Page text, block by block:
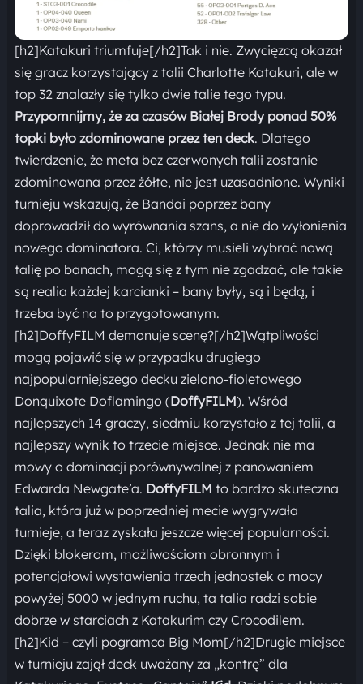
[h2]Katakuri triumfuje[/h2]Tak i nie. Zwycięzcą okazał
się gracz korzystający z talii Charlotte Katakuri, ale w
top 32 znalazły się tylko dwie talie tego typu.
Przypomnijmy, że za czasów Białej Brody ponad 50%
topki było zdominowane przez ten deck. Dlatego
twierdzenie, że meta bez czerwonych talii zostanie
zdominowana przez żółte, nie jest uzasadnione. Wyniki
turnieju wskazują, że Bandai poprzez bany
doprowadził do wyrównania szans, a nie do wyłonienia
nowego dominatora. Ci, którzy musieli wybrać nową
talię po banach, mogą się z tym nie zgadzać, ale takie
są realia każdej karcianki – bany były, są i będą, i
trzeba być na to przygotowanym.
[h2]DoffyFILM demonuje scenę?[/h2]Wątpliwości
mogą pojawić się w przypadku drugiego
najpopularniejszego decku zielono-fioletowego
Donquixote Doflamingo (DoffyFILM). Wśród
najlepszych 14 graczy, siedmiu korzystało z tej talii, a
najlepszy wynik to trzecie miejsce. Jednak nie ma
mowy o dominacji porównywalnej z panowaniem
Edwarda Newgate’a. DoffyFILM to bardzo skuteczna
talia, która już w poprzedniej mecie wygrywała
turnieje, a teraz zyskała jeszcze więcej popularności.
Dzięki blokerom, możliwościom obronnym i
potencjałowi wystawienia trzech jednostek o mocy
powyżej 5000 w jednym ruchu, ta talia radzi sobie
dobrze w starciach z Katakurim czy Crocodilem.
[h2]Kid – czyli pogramca Big Mom[/h2]Drugie miejsce
w turnieju zajął deck uważany za „kontrę” dla